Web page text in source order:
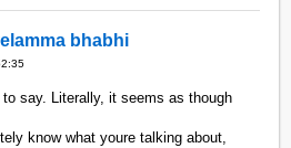
bhabhi
say. Literally, it seems as though
know what youre talking about,